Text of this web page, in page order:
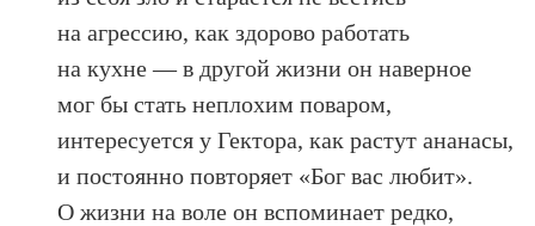
на агрессию, как здорово работать
на кухне — в другой жизни он наверное
мог бы стать неплохим поваром,
интересуется у Гектора, как растут ананасы,
и постоянно повторяет «Бог вас любит».
О жизни на воле он вспоминает редко,